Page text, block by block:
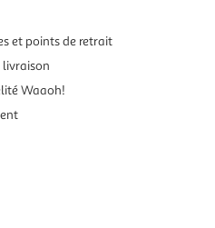
et points de retrait
livraison
Waaoh!